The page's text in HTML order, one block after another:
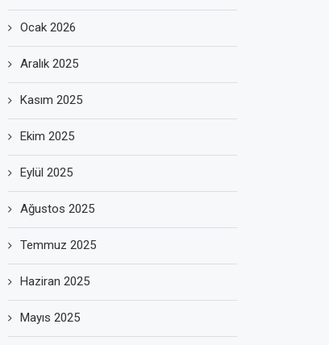
Ocak 2026
Aralık 2025
Kasım 2025
Ekim 2025
Eylül 2025
Ağustos 2025
Temmuz 2025
Haziran 2025
Mayıs 2025